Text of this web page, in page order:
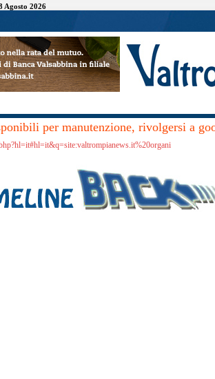
Agosto 2026
per manutenzione, rivolgersi a